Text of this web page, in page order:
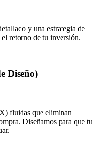
y una estrategia de
retorno de tu inversión.
Diseño)
fluidas que eliminan
Diseñamos para que tu